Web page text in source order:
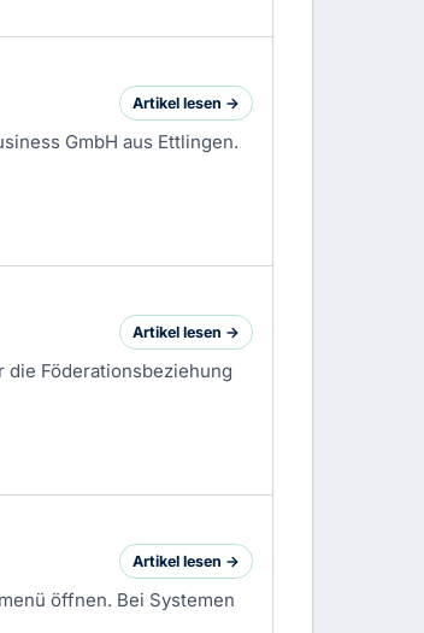
GmbH aus Ettlingen.
Artikel lesen →
Föderationsbeziehung
Artikel lesen →
öffnen. Bei Systemen
Artikel lesen →